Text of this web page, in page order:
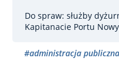
Do spraw: służby
Kapitanacie Portu
#administracja publiczna